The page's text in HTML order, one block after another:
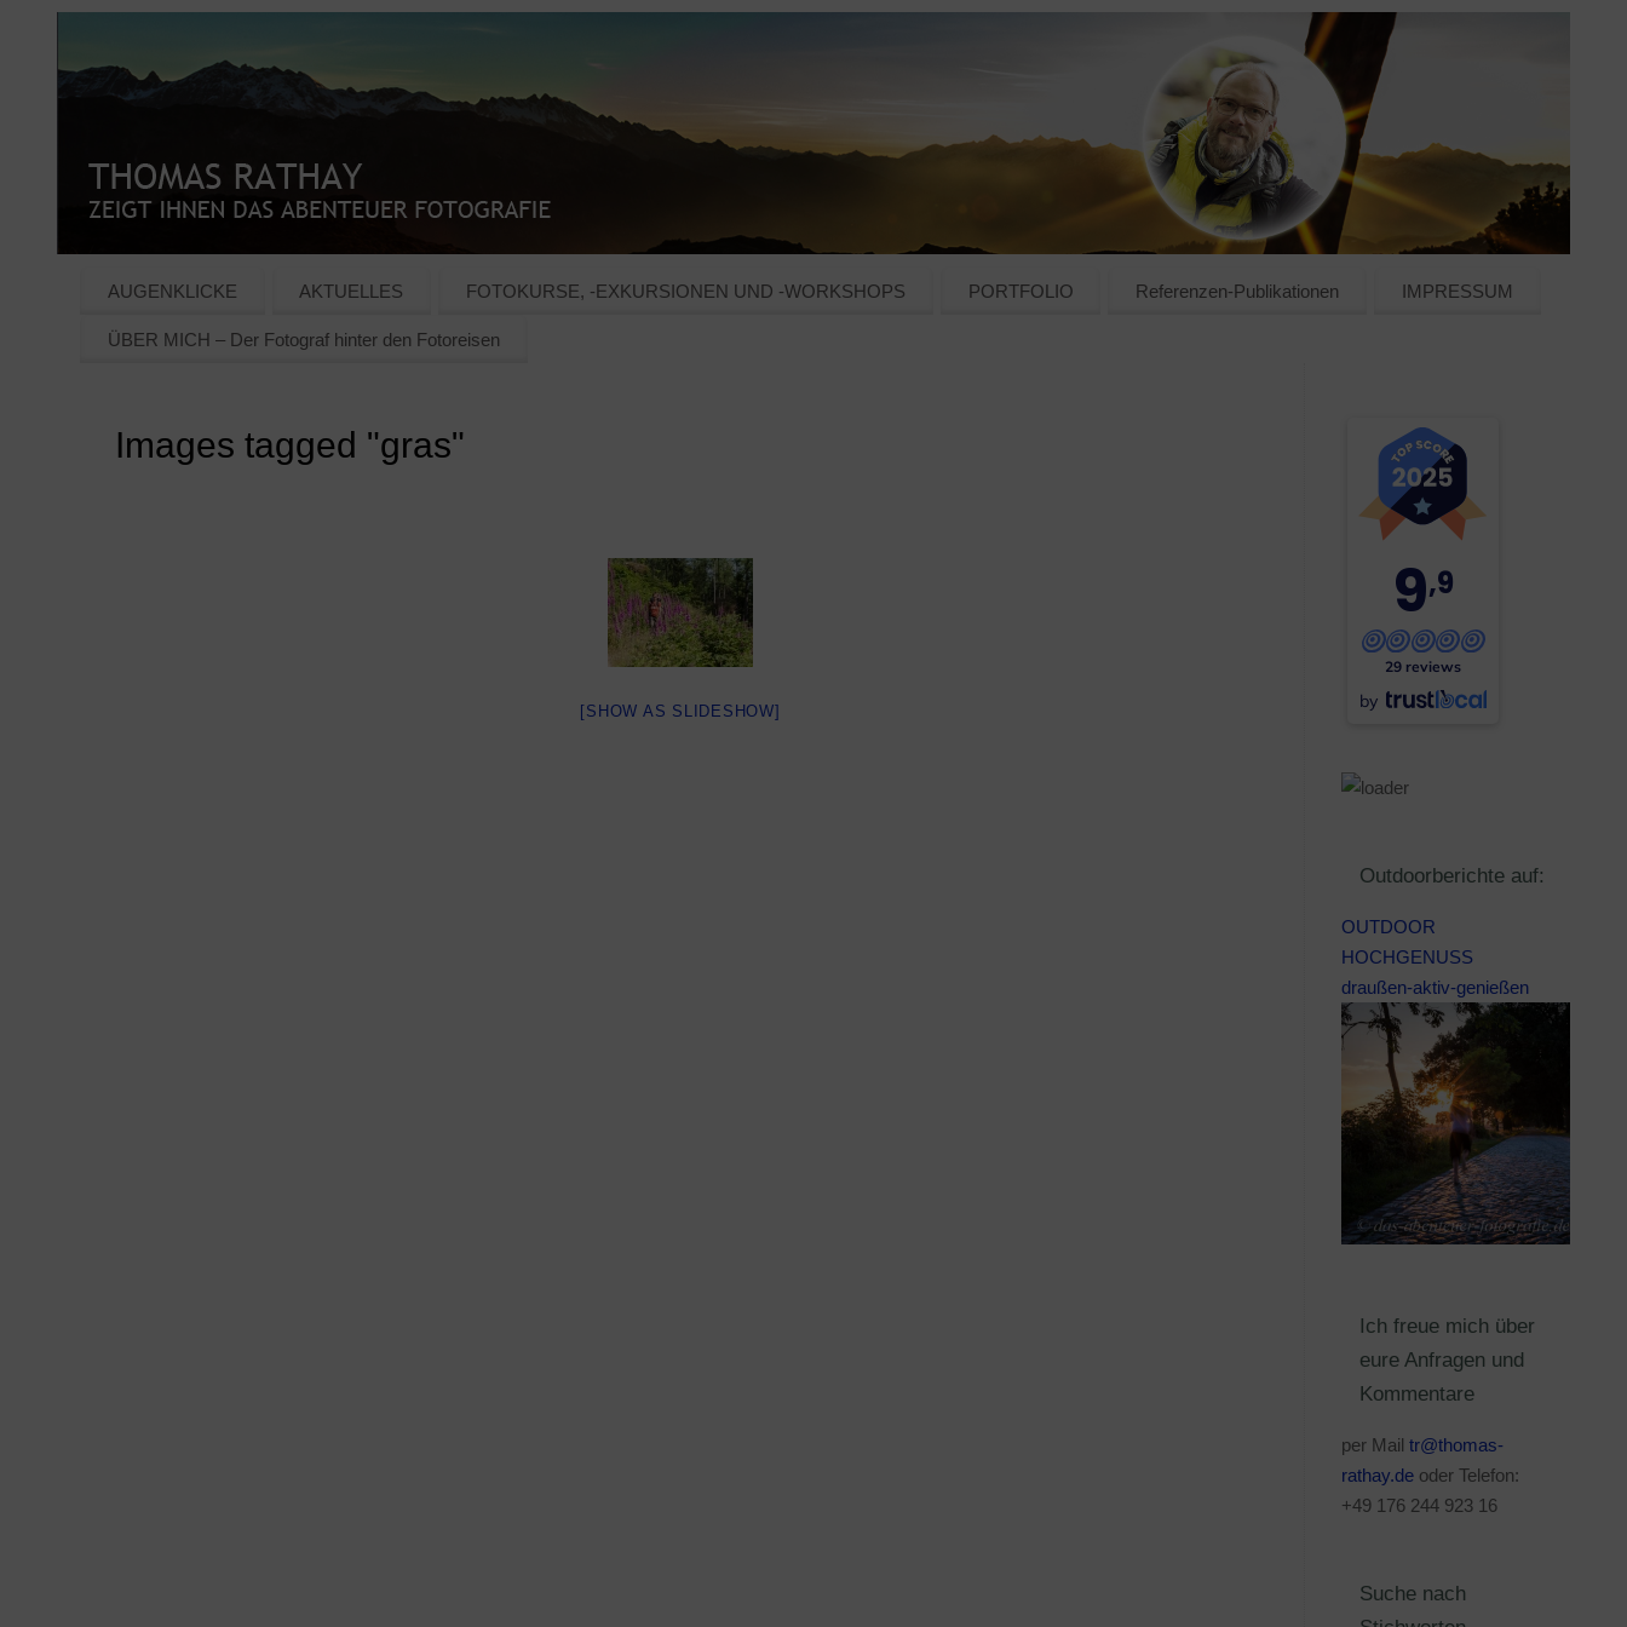
AUGENKLICKE AKTUELLES FOTOKURSE, -EXKURSIONEN UND -WORKSHOPS PORTFOLIO Referenzen-Publikationen IMPRESSUM
ÜBER MICH – Der Fotograf hinter den Fotoreisen
Images tagged "gras"
[SHOW AS SLIDESHOW]
9,9
29 reviews
by
Outdoorberichte auf:
OUTDOOR
HOCHGENUSS
draußen-aktiv-genießen
Ich freue mich über
eure Anfragen und
Kommentare
per Mail tr@thomas-
rathay.de oder Telefon:
+49 176 244 923 16
Suche nach